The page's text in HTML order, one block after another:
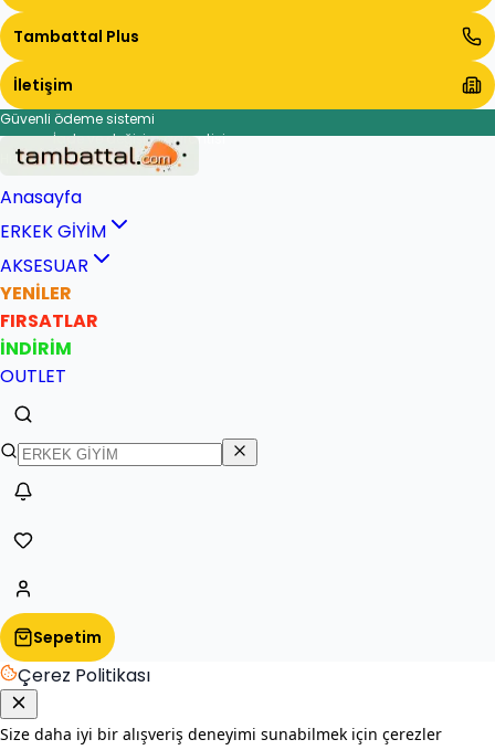
Tambattal Plus
İletişim
Güvenli ödeme sistemi
İade ve değişim garantisi
Anasayfa
ERKEK GİYİM
AKSESUAR
YENİLER
FIRSATLAR
İNDİRİM
OUTLET
Sepetim
Çerez Politikası
Size daha iyi bir alışveriş deneyimi sunabilmek için çerezler